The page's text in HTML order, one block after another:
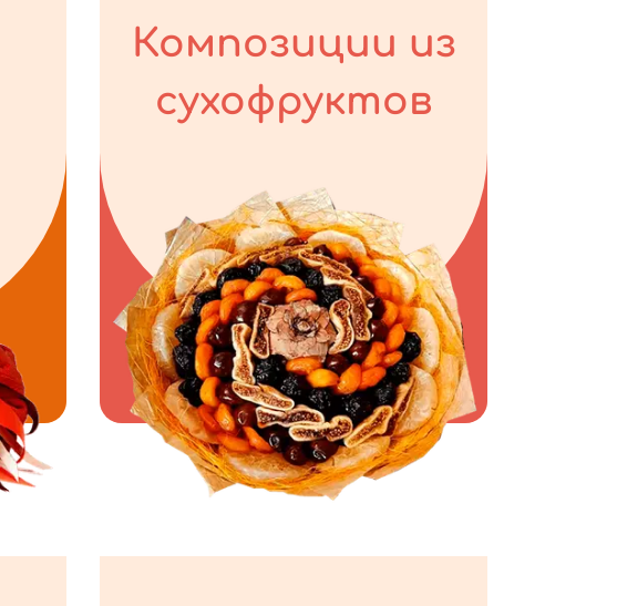
Композиции из
сухофруктов